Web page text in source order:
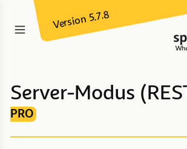
Version 5.7.8
Server-Modus
PRO